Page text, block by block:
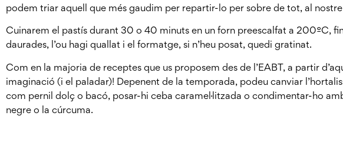
podem triar aquell que més gaudim per repartir-lo per sobre de tot, al
Cuinarem el pastís durant 30 o 40 minuts en un forn preescalfat a 200ºC,
daurades, l’ou hagi quallat i el formatge, si n’heu posat, quedi gratinat.
Com en la majoria de receptes que us proposem des de l’EABT, a partir
imaginació (i el paladar)! Depenent de la temporada, podeu canviar
com pernil dolç o bacó, posar-hi ceba caramel·litzada o condimentar-ho
negre o la cúrcuma.